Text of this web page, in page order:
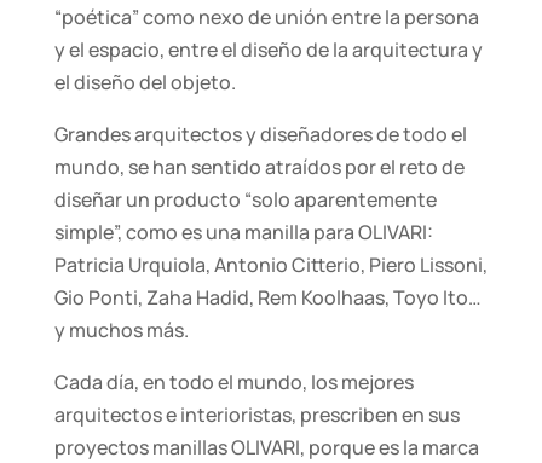
“poética” como nexo de unión entre la persona
y el espacio, entre el diseño de la arquitectura y
el diseño del objeto.
Grandes arquitectos y diseñadores de todo el
mundo, se han sentido atraídos por el reto de
diseñar un producto “solo aparentemente
simple”, como es una manilla para OLIVARI:
Patricia Urquiola, Antonio Citterio, Piero Lissoni,
Gio Ponti, Zaha Hadid, Rem Koolhaas, Toyo Ito…
y muchos más.
Cada día, en todo el mundo, los mejores
arquitectos e interioristas, prescriben en sus
proyectos manillas OLIVARI, porque es la marca